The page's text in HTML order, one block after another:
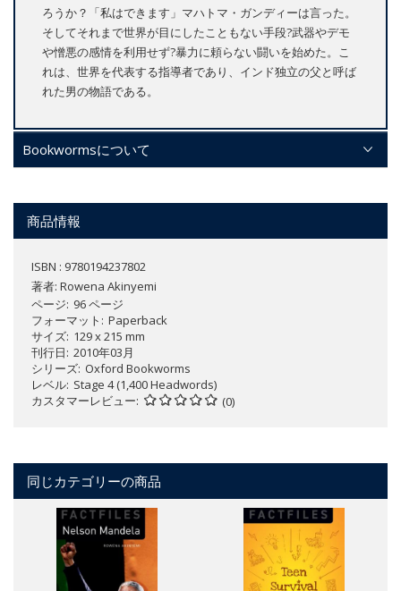
ろうか？「私はできます」マハトマ・ガンディーは言った。
そしてそれまで世界が目にしたこともない手段?武器やデモ
や憎悪の感情を利用せず?暴力に頼らない闘いを始めた。こ
れは、世界を代表する指導者であり、インド独立の父と呼ば
れた男の物語である。
Bookwormsについて
商品情報
ISBN : 9780194237802
著者: Rowena Akinyemi
ページ 96 ページ
フォーマット
Paperback
サイズ 129 x 215 mm
刊行日 2010年03月
シリーズ Oxford Bookworms
レベル Stage 4 (1,400 Headwords)
カスタマーレビュー
(0)
同じカテゴリーの商品